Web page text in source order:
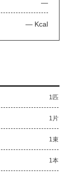
—
— Kcal
1匹
1片
1束
1本